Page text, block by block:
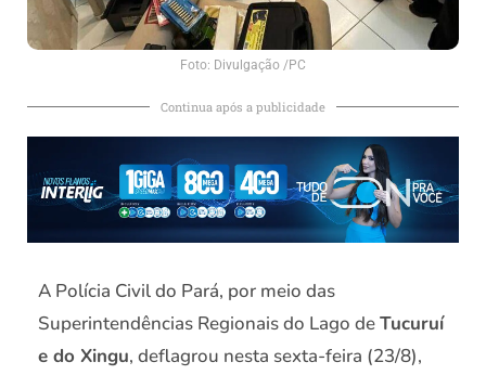
Foto: Divulgação /PC
Continua após a publicidade
A Polícia Civil do Pará, por meio das
Superintendências Regionais do Lago deTucuruí
e do Xingu, deflagrou nesta sexta-feira (23/8),